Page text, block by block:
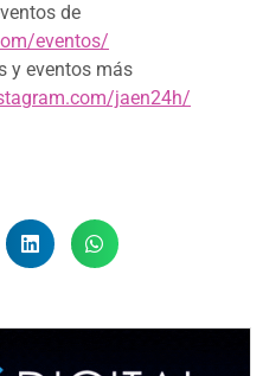
de
eventos/
y eventos más
jaen24h/